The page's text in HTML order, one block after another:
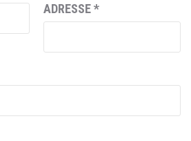
ADRESSE*